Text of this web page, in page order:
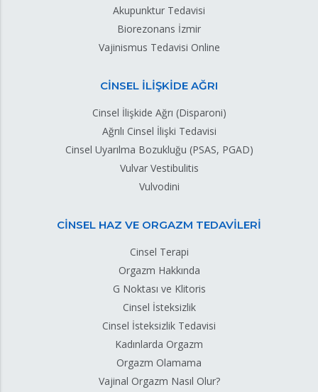
Akupunktur Tedavisi
Biorezonans İzmir
Vajinismus Tedavisi Online
CİNSEL İLİŞKİDE AĞRI
Cinsel İlişkide Ağrı (Disparoni)
Ağrılı Cinsel İlişki Tedavisi
Cinsel Uyarılma Bozukluğu (PSAS, PGAD)
Vulvar Vestibulitis
Vulvodini
CİNSEL HAZ VE ORGAZM TEDAVİLERİ
Cinsel Terapi
Orgazm Hakkında
G Noktası ve Klitoris
Cinsel İsteksizlik
Cinsel İsteksizlik Tedavisi
Kadınlarda Orgazm
Orgazm Olamama
Vajinal Orgazm Nasıl Olur?